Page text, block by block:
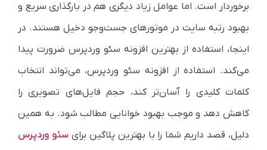
برخوردار است. اما عوامل زیاد دیگری هم در بارگذاری سریع و
بهبود رتبه سایت در موتورهای جست‌وجو دخیل هستند. در
اینجا، استفاده از بهترین افزونه سئو وردپرس ضرورت پیدا
می‌کند. استفاده از افزونه سئو وردپرس، می‌تواند انتخاب
کلمات کلیدی را آسان‌تر کند، حجم فایل‌های تصویری را
کاهش دهد و موجب بهبود خوانایی مطالب شود. به همین
دلیل، قصد داریم شما را با بهترین پلاگین برایسئو وردپرس